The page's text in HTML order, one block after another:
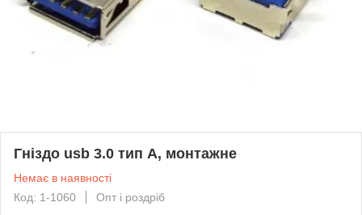
Гніздо usb 3.0 тип A, монтажне
Немає в наявності
Код: 1-1060
Опт і роздріб